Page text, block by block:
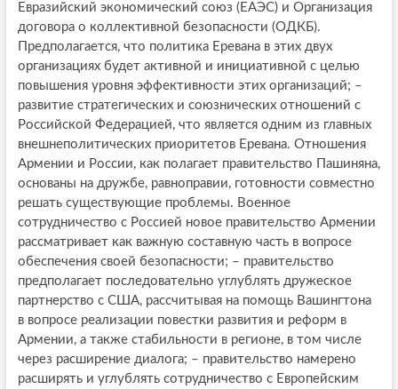
Евразийский экономический союз (ЕАЭС) и Организация
договора о коллективной безопасности (ОДКБ).
Предполагается, что политика Еревана в этих двух
организациях будет активной и инициативной с целью
повышения уровня эффективности этих организаций; –
развитие стратегических и союзнических отношений с
Российской Федерацией, что является одним из главных
внешнеполитических приоритетов Еревана. Отношения
Армении и России, как полагает правительство Пашиняна,
основаны на дружбе, равноправии, готовности совместно
решать существующие проблемы. Военное
сотрудничество с Россией новое правительство Армении
рассматривает как важную составную часть в вопросе
обеспечения своей безопасности; – правительство
предполагает последовательно углублять дружеское
партнерство с США, рассчитывая на помощь Вашингтона
в вопросе реализации повестки развития и реформ в
Армении, а также стабильности в регионе, в том числе
через расширение диалога; – правительство намерено
расширять и углублять сотрудничество с Европейским